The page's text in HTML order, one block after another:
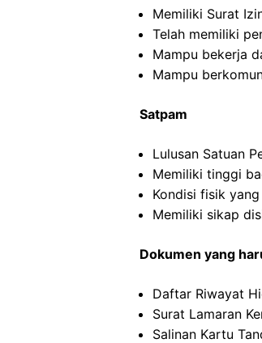
Memiliki Surat
Telah memiliki
Mampu bekerja
Mampu
Satpam
Lulusan Satuan
Memiliki tinggi
Kondisi fisik
Memiliki sikap
Dokumen yang
Daftar Riwayat
Surat Lamaran
Salinan Kartu